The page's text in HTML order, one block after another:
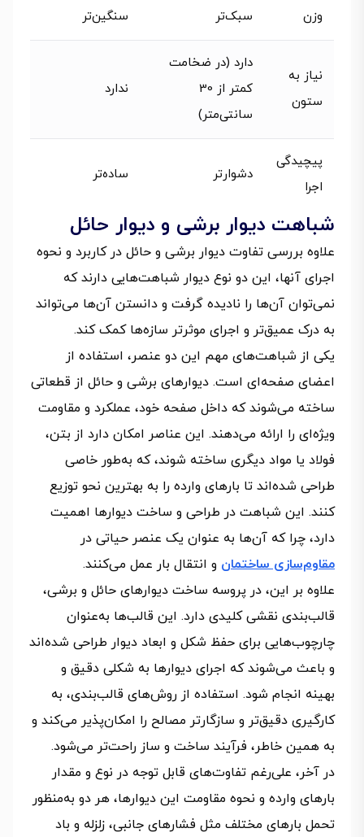
وزن سبک‌تر سنگین‌تر
نیاز به
ستون
دارد (در ضخامت
کمتر از 30
سانتی‌متر)
ندارد
پیچیدگی
اجرا
دشوارتر ساده‌تر
شباهت دیوار برشی و دیوار حائل
علاوه بررسی تفاوت دیوار برشی و حائل در کاربرد و نحوه
اجرای آنها، این دو نوع دیوار شباهت‌هایی دارند که
نمی‌توان آن‌ها را نادیده گرفت و دانستن آن‌ها می‌تواند
به درک عمیق‌تر و اجرای موثرتر سازه‌ها کمک کند.
یکی از شباهت‌های مهم این دو عنصر، استفاده از
اعضای صفحه‌ای است. دیوارهای برشی و حائل از قطعاتی
ساخته می‌شوند که داخل صفحه خود، عملکرد و مقاومت
ویژه‌ای را ارائه می‌دهند. این عناصر امکان دارد از بتن،
فولاد یا مواد دیگری ساخته شوند، که به‌طور خاصی
طراحی شده‌اند تا بارهای وارده را به بهترین نحو توزیع
کنند. این شباهت در طراحی و ساخت دیوارها اهمیت
دارد، چرا که آن‌ها به عنوان یک عنصر حیاتی در
مقاوم‌سازی ساختمان و انتقال بار عمل می‌کنند.
علاوه بر این، در پروسه ساخت دیوارهای حائل و برشی،
قالب‌بندی نقشی کلیدی دارد. این قالب‌ها به‌عنوان
چارچوب‌هایی برای حفظ شکل و ابعاد دیوار طراحی شده‌اند
و باعث می‌شوند که اجرای دیوارها به شکلی دقیق و
بهینه انجام شود. استفاده از روش‌های قالب‌بندی، به
کارگیری دقیق‌تر و سازگارتر مصالح را امکان‌پذیر می‌کند و
به همین خاطر، فرآیند ساخت و ساز راحت‌تر می‌شود.
در آخر، علی‌رغم تفاوت‌های قابل توجه در نوع و مقدار
بارهای وارده و نحوه مقاومت این دیوارها، هر دو به‌منظور
تحمل بارهای مختلف مثل فشارهای جانبی، زلزله و باد